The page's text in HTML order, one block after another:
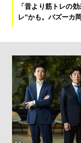
「昔より筋トレの
レ”かも。バズーカ